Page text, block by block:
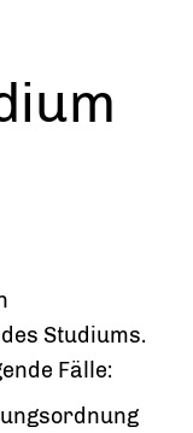
Studiums.
Fälle: